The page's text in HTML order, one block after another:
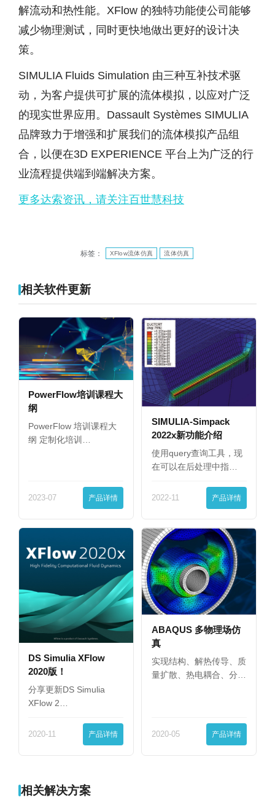
解流动和热性能。XFlow 的独特功能使公司能够
减少物理测试，同时更快地做出更好的设计决
策。
SIMULIA Fluids Simulation 由三种互补技术驱
动，为客户提供可扩展的流体模拟，以应对广泛
的现实世界应用。Dassault Systèmes SIMULIA
品牌致力于增强和扩展我们的流体模拟产品组
合，以便在3D EXPERIENCE 平台上为广泛的行
业流程提供端到端解决方案。
更多达索资讯，请关注百世慧科技
标签： XFlow流体仿真 流体仿真
相关软件更新
PowerFlow培训课程大
纲
PowerFlow 培训课程大
纲 定制化培训…
2023-07 产品详情
SIMULIA-Simpack
2022x新功能介绍
使用query查询工具，现
在可以在后处理中指…
2022-11 产品详情
DS Simulia XFlow
2020版！
分享更新DS Simulia
XFlow 2…
2020-11 产品详情
ABAQUS 多物理场仿
真
实现结构、解热传导、质
量扩散、热电耦合、分
2020-05 产品详情
相关解决方案